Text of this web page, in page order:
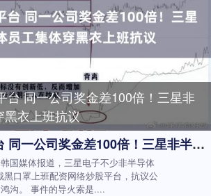
台 同一公司奖金差100倍！三星非
黑衣上班抗议
配资网络炒股平台 同一公司奖金差100倍！三星非半导体员工集体穿黑衣上班抗议
国媒体报道，三星电子不少非半导体
口罩上班配资网络炒股平台，抗议公
沟。 事件的导火索是....